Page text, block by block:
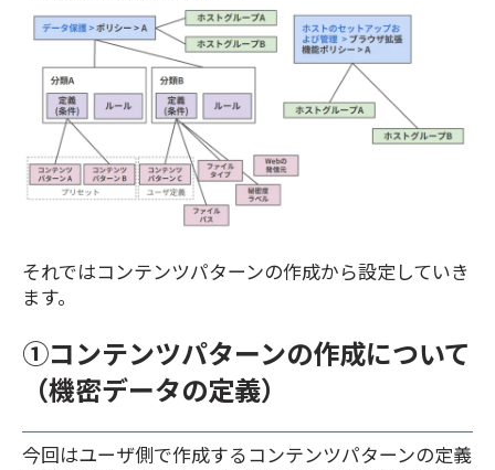
それではコンテンツパターンの作成から設定していき
ます。
①コンテンツパターンの作成について
（機密データの定義）
今回はユーザ側で作成するコンテンツパターンの定義